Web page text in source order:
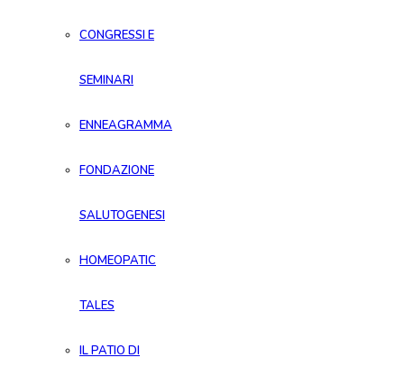
CONGRESSI E
SEMINARI
ENNEAGRAMMA
FONDAZIONE
SALUTOGENESI
HOMEOPATIC
TALES
IL PATIO DI